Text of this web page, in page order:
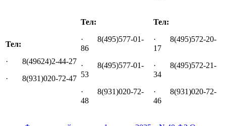
Тел:
· 8(49624)2-44-27
· 8(931)020-72-47
Тел:
· 8(495)577-01-
86
· 8(495)577-01-
53
· 8(931)020-72-
48
Тел:
· 8(495)572-20-
17
· 8(495)572-21-
34
· 8(931)020-72-
46